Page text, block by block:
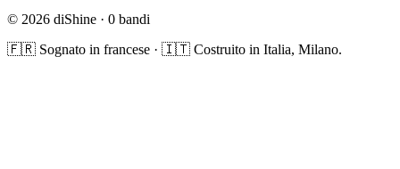
© 2026 diShine · 0 bandi
🇫🇷 Sognato in francese · 🇮🇹 Costruito in Italia, Milano.